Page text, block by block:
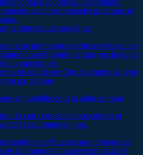
domotique soi-même
rapide en Citroën Jumpy équipé
parisienne
d’humidité pour la salle de bain
du cuir : conseils pour colorer et
pièces comme un pro.